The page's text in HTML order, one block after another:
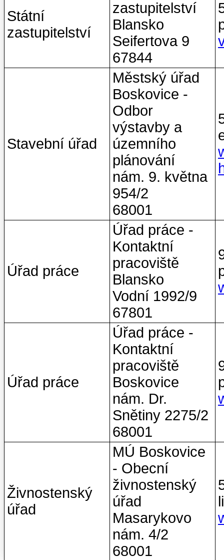
Státní
zastupitelství
zastupitelství
Blansko
Seifertova 9
67844
Stavební úřad
Městský úřad
Boskovice -
Odbor
výstavby a
územního
plánování
nám. 9. května
954/2
68001
Úřad práce
Úřad práce -
Kontaktní
pracoviště
Blansko
Vodní 1992/9
67801
Úřad práce
Úřad práce -
Kontaktní
pracoviště
Boskovice
nám. Dr.
Snětiny 2275/2
68001
Živnostenský
úřad
MÚ Boskovice
- Obecní
živnostenský
úřad
Masarykovo
nám. 4/2
68001